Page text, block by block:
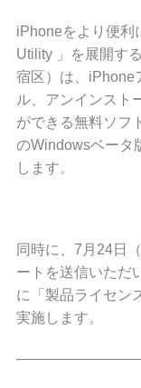
iPhoneをより便利
Utility 」を展開す
宿区）は、iPhone
ル、アンインスト
ができる無料ソフ
のWindowsベータ
します。
同時に、7月24日
ートを送信いただ
に「製品ライセン
実施します。